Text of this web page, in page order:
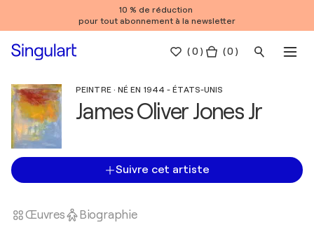
10 % de réduction
pour tout abonnement à la newsletter
(0 ) ( 0 )
PEINTRE · NÉ EN 1944 - ÉTATS-UNIS
James Oliver Jones Jr
Suivre cet artiste
Œuvres Biographie